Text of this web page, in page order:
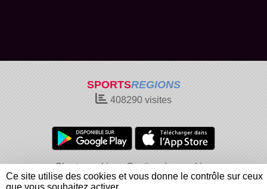
SPORTSREGIONS
408290 visites
Charte cookies
Gestion des cookies
Informations légales
Signaler un contenu inapproprié
Ce site utilise des cookies et vous donne le contrôle sur ceux
que vous souhaitez activer